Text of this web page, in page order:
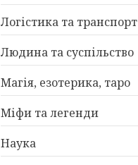
Логістика та транспорт
Людина та суспільство
Магія, езотерика, таро
Міфи та легенди
Наука